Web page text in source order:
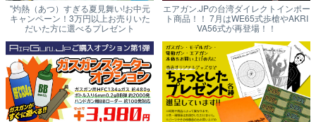
"灼熱（あつ）すぎる夏見舞い!お中元
キャンペーン！3万円以上お売りいた
だいた方に選べるプレゼント
エアガン.JPの台湾ダイレクトインポー
ト商品！！ 7月はWE65式歩槍やAKRI
VA56式が再登場！！